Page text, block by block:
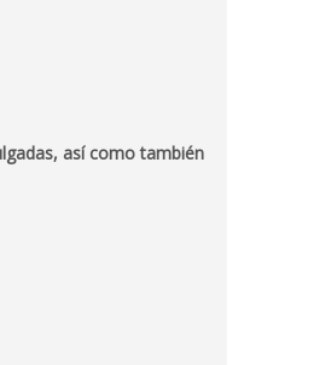
así como también